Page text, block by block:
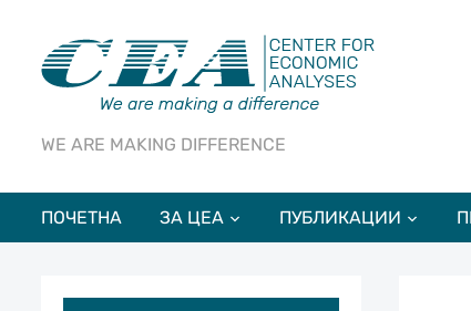
WE ARE MAKING DIFFERENCE
ПОЧЕТНА ЗА ЦЕА ПУБЛИКАЦИИ